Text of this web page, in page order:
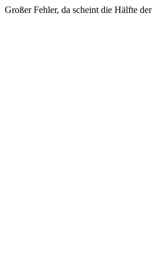
Großer Fehler, da scheint die Hälfte